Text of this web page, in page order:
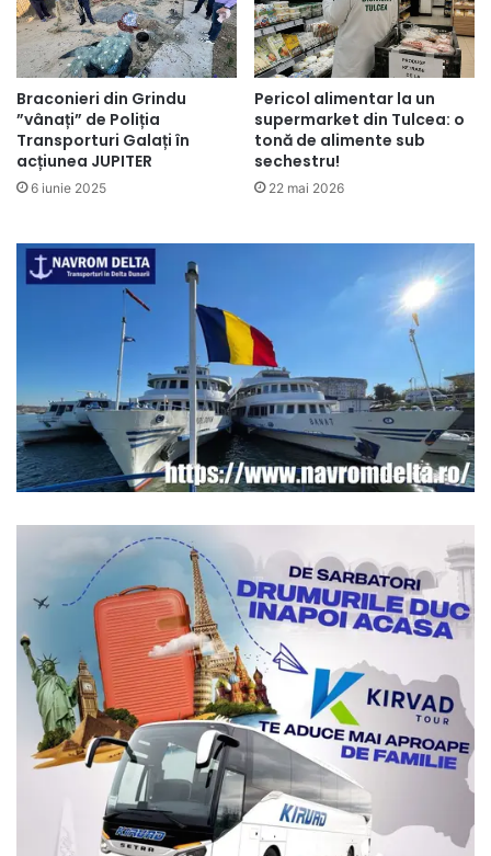
Braconieri din Grindu
”vânați” de Poliția
Transporturi Galați în
acțiunea JUPITER
6 iunie 2025
Pericol alimentar la un
supermarket din Tulcea: o
tonă de alimente sub
sechestru!
22 mai 2026